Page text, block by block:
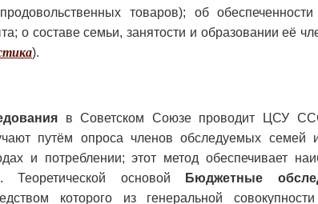
товаров); об
о составе семьи, занятости и образовании её
).
в Советском Союзе проводит ЦСУ
путём опроса членов обследуемых семей
и потреблении; этот метод обеспечивает
Теоретической основой
Бюджетные
которого из генеральной